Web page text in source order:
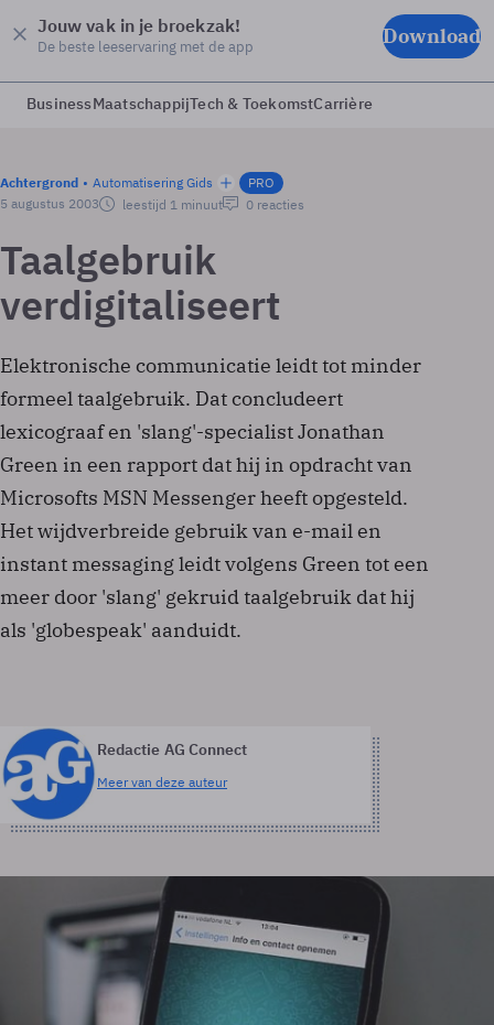
Jouw vak in je broekzak!
De beste leeservaring met de app Download
BusinessMaatschappijTech & ToekomstCarrière
Achtergrond Automatisering Gids
PRO
5 augustus 2003
leestijd 1 minuut 0 reacties
Taalgebruik
verdigitaliseert
Elektronische communicatie leidt tot minder
formeel taalgebruik. Dat concludeert
lexicograaf en 'slang'-specialist Jonathan
Green in een rapport dat hij in opdracht van
Microsofts MSN Messenger heeft opgesteld.
Het wijdverbreide gebruik van e-mail en
instant messaging leidt volgens Green tot een
meer door 'slang' gekruid taalgebruik dat hij
als 'globespeak' aanduidt.
Redactie AG Connect
Meer van deze auteur